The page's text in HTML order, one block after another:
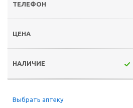
Выбрать аптеку